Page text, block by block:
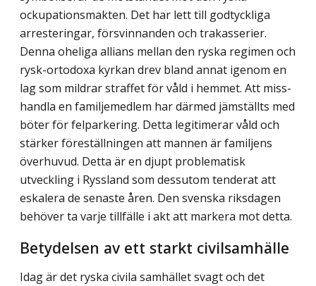
ockupationsmakten. Det har lett till godtyckliga
arresteringar, försvinnan­den och trakasserier.
Denna oheliga allians mellan den ryska regimen och
rysk-ortodoxa kyrkan drev bland annat igenom en
lag som mildrar straffet för våld i hemmet. Att miss­
handla en familjemedlem har därmed jämställts med
böter för felparkering. Detta legiti­merar våld och
stärker föreställningen att mannen är familjens
överhuvud. Detta är en djupt problematisk
utveckling i Ryssland som dessutom tenderat att
eskalera de senaste åren. Den svenska riksdagen
behöver ta varje tillfälle i akt att markera mot detta.
Betydelsen av ett starkt civilsamhälle
Idag är det ryska civila samhället svagt och det